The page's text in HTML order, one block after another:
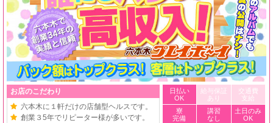
お店のこだわり
六本木に１軒だけの店舗型ヘルスです。
創業３5年でリピーター様が多いです。
日払い
OK
給与保証
あり
交通費
支給
寮
完備
講習
なし
土日のみ
OK